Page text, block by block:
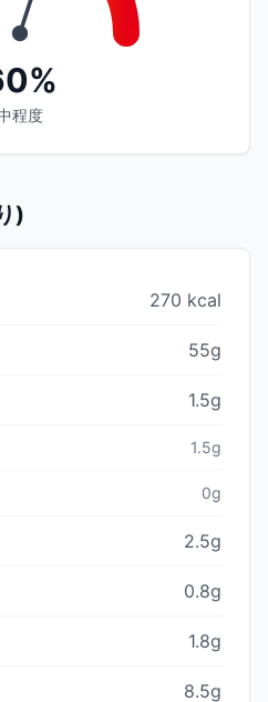
程度
)
270 kcal
55g
1.5g
1.5g
0g
2.5g
0.8g
1.8g
8.5g